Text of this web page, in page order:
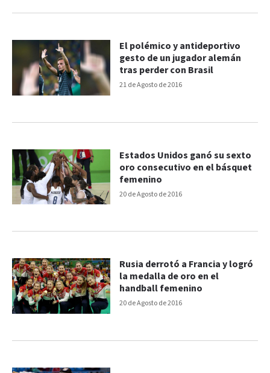
21 de Agosto de 2016
El polémico y antideportivo
gesto de un jugador alemán
tras perder con Brasil
20 de Agosto de 2016
Estados Unidos ganó su sexto
oro consecutivo en el básquet
femenino
20 de Agosto de 2016
Rusia derrotó a Francia y logró
la medalla de oro en el
handball femenino